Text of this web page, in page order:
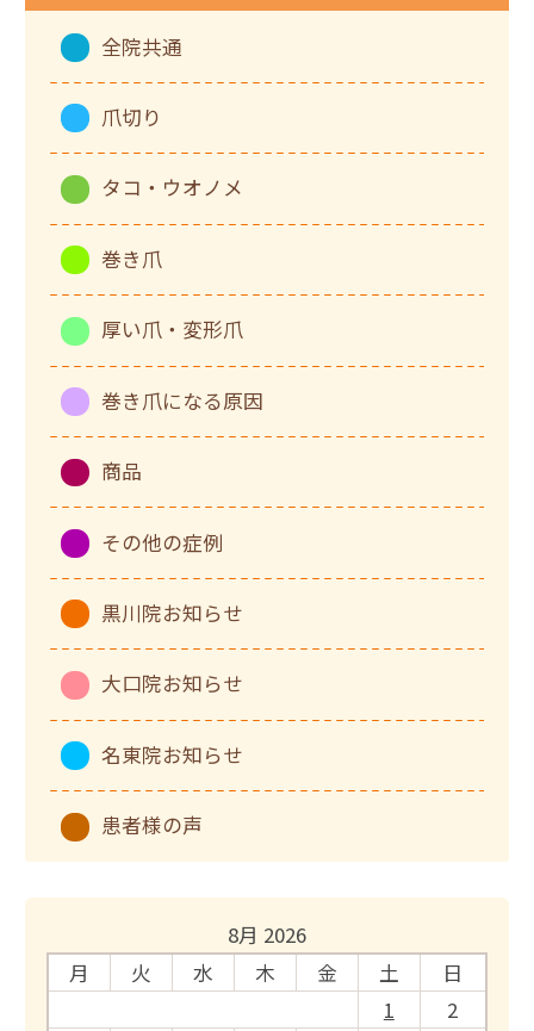
全院共通
爪切り
タコ・ウオノメ
巻き爪
厚い爪・変形爪
巻き爪になる原因
商品
その他の症例
黒川院お知らせ
大口院お知らせ
名東院お知らせ
患者様の声
8月 2026
月
火 水 木 金 土
日
1
2